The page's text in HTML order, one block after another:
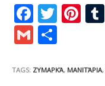
F
ac
e
b
T
er
Pi
e
G
ai ar
TAGS: ΖΥΜΑΡΚΆ, ΜΑΝΙΤΆΡΙΑ,